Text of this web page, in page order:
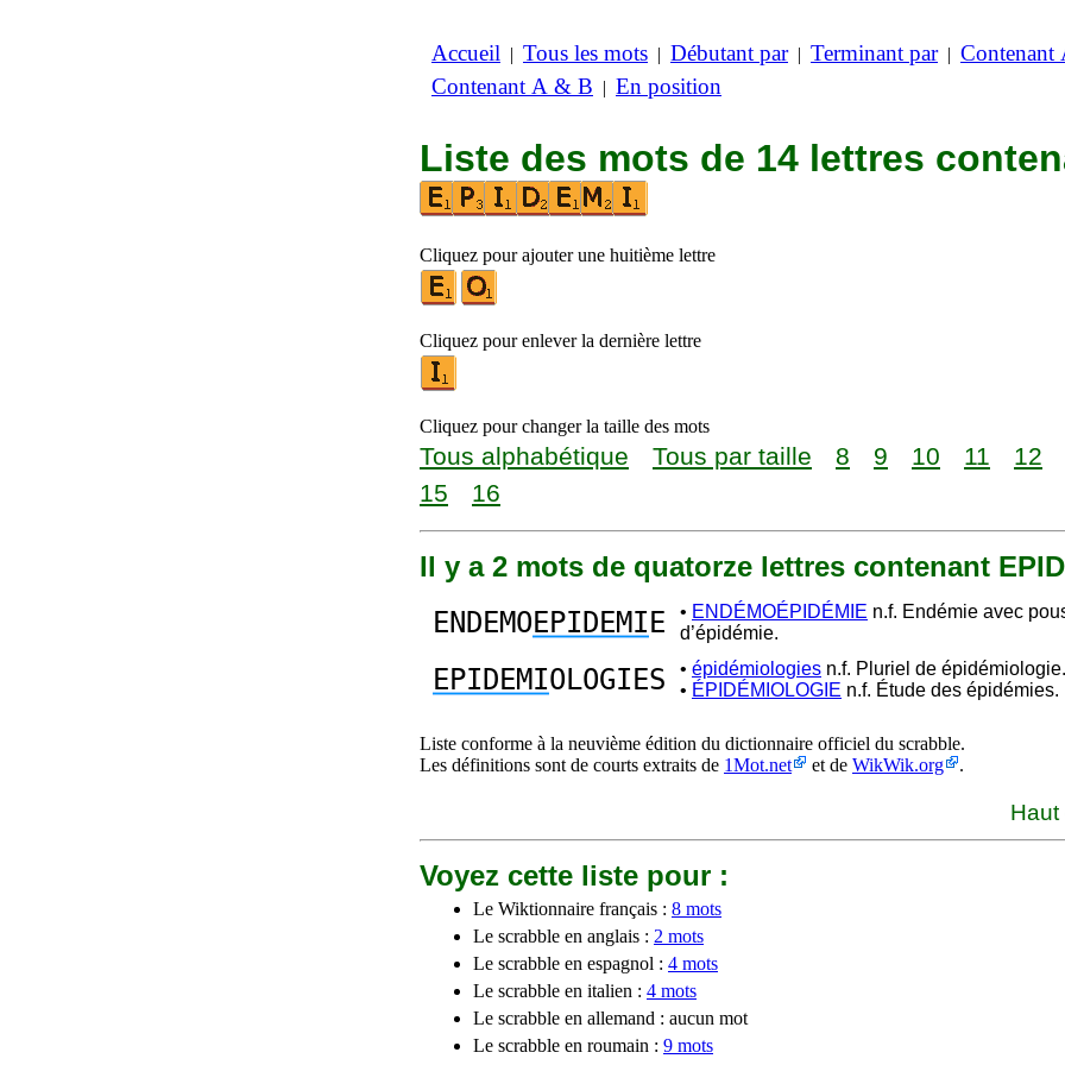
Accueil | Tous les mots | Débutant par| Terminant par| Contenant
Contenant A & B | En position
Liste des mots de 14 lettres
Cliquez pour ajouter une huitième lettre
Cliquez pour enlever la dernière lettre
Cliquez pour changer la taille des mots
Tous alphabétique Tous par taille 8 9 10 11 12
15
16
Il y a 2 mots de quatorze lettres contenant
ENDEMOEPIDEMI E • ENDÉMOÉPIDÉMIE n.f. Endémie avec
d’épidémie.
EPIDEMIOLOGIES • épidémiologies n.f. Pluriel de épidémiologie.
• ÉPIDÉMIOLOGIE n.f. Étude des épidémies.
Liste conforme à la neuvième édition du dictionnaire officiel du scrabble.
Les définitions sont de courts extraits de 1Mot.net et de WikWik.org .
Haut
Voyez cette liste pour :
Le Wiktionnaire français : 8 mots
Le scrabble en anglais : 2 mots
Le scrabble en espagnol : 4 mots
Le scrabble en italien : 4 mots
Le scrabble en allemand : aucun mot
Le scrabble en roumain : 9 mots